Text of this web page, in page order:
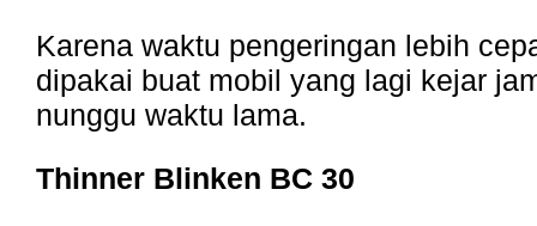
Karena waktu pengeringan lebih
dipakai buat mobil yang lagi kejar
nunggu waktu lama.
Thinner Blinken BC 30